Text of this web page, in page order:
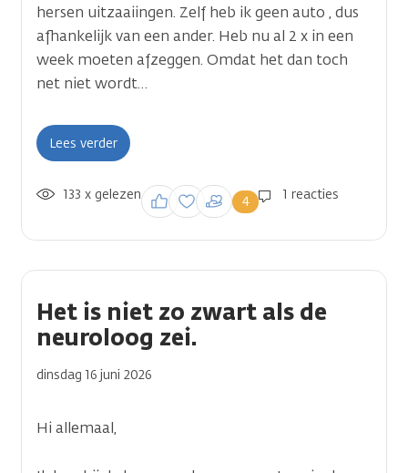
hersen uitzaaiingen. Zelf heb ik geen auto , dus
afhankelijk van een ander. Heb nu al 2 x in een
week moeten afzeggen. Omdat het dan toch
net niet wordt…
Lees verder
1 reacties
4
Inloggen om een
reactie te plaatsen
133 x gelezen
Het is niet zo zwart als de
neuroloog zei.
dinsdag 16 juni 2026
Hi allemaal,